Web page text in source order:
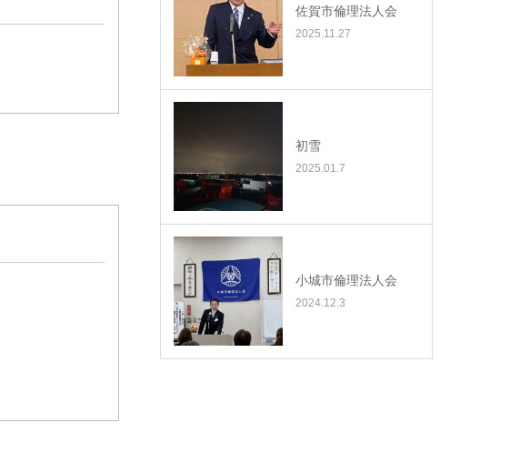
佐賀市倫理法人会
2025.11.27
初雪
2025.01.7
小城市倫理法人会
2024.12.3